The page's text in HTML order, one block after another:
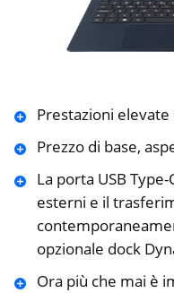
Prestazioni
Prezzo di base,
La porta USB
esterni e il
opzionale dock
Ora più che mai è